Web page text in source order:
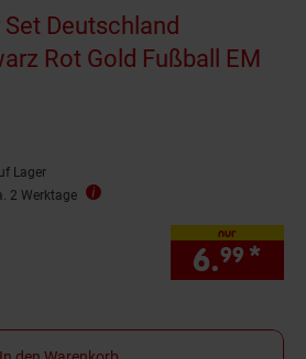
Deutschland
Rot Gold Fußball EM
Lager
2 Werktage
nur
6.99 *